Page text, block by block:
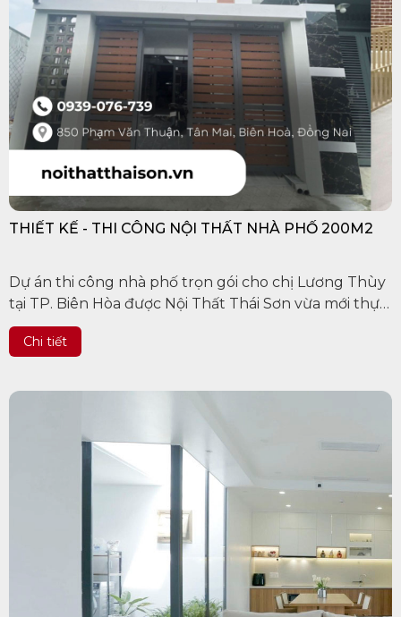
THIẾT KẾ - THI CÔNG NỘI THẤT NHÀ PHỐ 200M2
Dự án thi công nhà phố trọn gói cho chị Lương Thùy
tại TP. Biên Hòa được Nội Thất Thái Sơn vừa mới thực
hiện. Công trình được xây dựng trên khu đất rộng
100m2, bao gồm 2...
Chi tiết